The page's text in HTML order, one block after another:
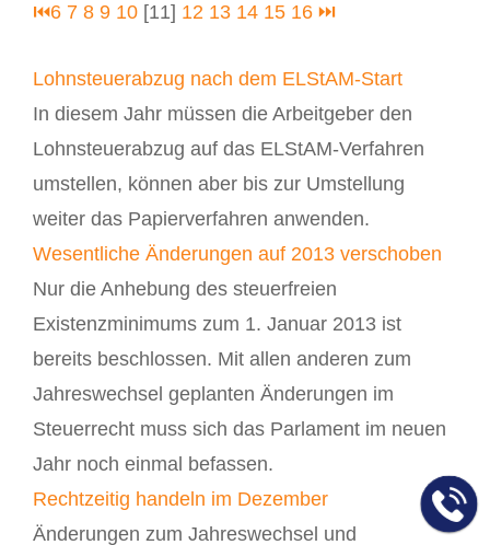
⏮6 7 8 9 10 [11] 12 13 14 15 16 ⏭
Lohnsteuerabzug nach dem ELStAM-Start
In diesem Jahr müssen die Arbeitgeber den
Lohnsteuerabzug auf das ELStAM-Verfahren
umstellen, können aber bis zur Umstellung
weiter das Papierverfahren anwenden.
Wesentliche Änderungen auf 2013 verschoben
Nur die Anhebung des steuerfreien
Existenzminimums zum 1. Januar 2013 ist
bereits beschlossen. Mit allen anderen zum
Jahreswechsel geplanten Änderungen im
Steuerrecht muss sich das Parlament im neuen
Jahr noch einmal befassen.
Rechtzeitig handeln im Dezember
Änderungen zum Jahreswechsel und